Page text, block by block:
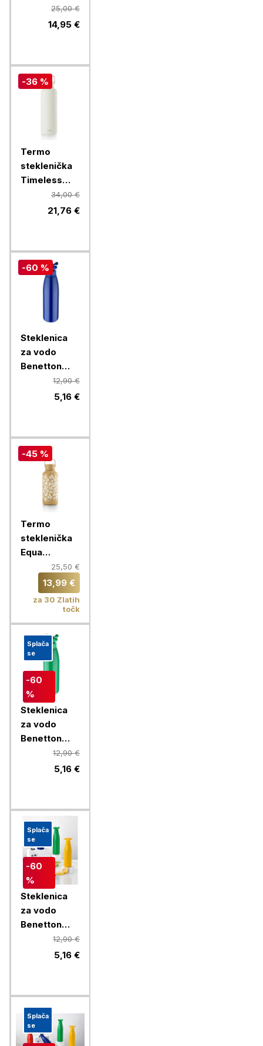
Lava, 750 ml
25,00 €
14,95 €
-36 %
Termo
steklenička
Timeless
Equa, 600
ml, bela
34,00 €
21,76 €
-60 %
Steklenica
za vodo
Benetton
Rainbow 750
ml, modra
12,90 €
5,16 €
-45 %
Termo
steklenička
Equa
Timeless,
600 ml,
Fleurs
25,50 €
13,99 €
za 30 Zlatih
točk
Splača
se
-60
%
Steklenica
za vodo
Benetton
Rainbow 750
ml, zelena
12,90 €
5,16 €
Splača
se
-60
%
Steklenica
za vodo
Benetton
Rainbow 750
ml, rumena
12,90 €
5,16 €
Splača
se